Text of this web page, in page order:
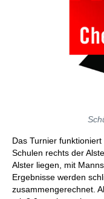
Das Turnier
Schulen rechts der
Alster liegen, mit
Ergebnisse werden
zusammengerechnet.